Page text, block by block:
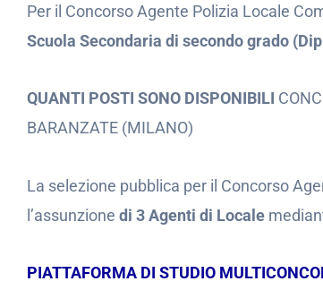
Per il Concorso Agente Polizia Locale
Scuola Secondaria di secondo grado
QUANTI POSTI SONO DISPONIBILI
BARANZATE (MILANO)
La selezione pubblica per il Concorso
l’assunzione di 3 Agenti di Locale
PIATTAFORMA DI STUDIO